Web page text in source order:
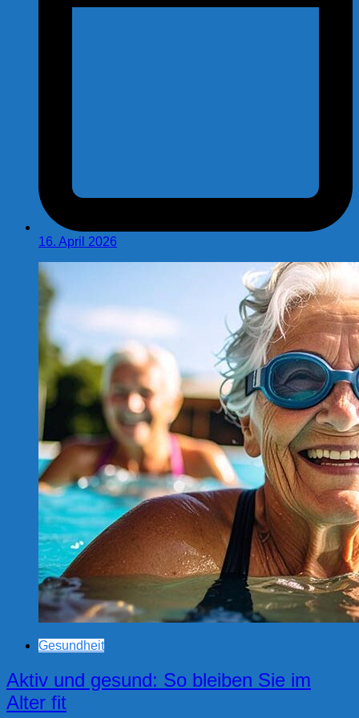
16. April 2026
Gesundheit
Aktiv und gesund: So bleiben Sie im
Alter fit